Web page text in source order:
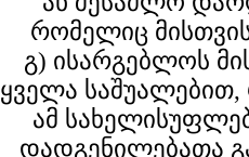
რომელიც
გ) ისარგებლოს
ყველა
ამ
დადგენილებათა